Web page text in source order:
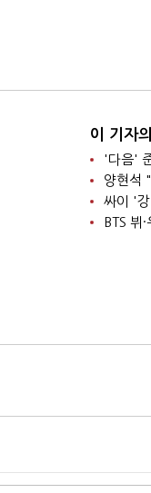
이 기자
'다음'
양현석
싸이 '
BTS 뷔